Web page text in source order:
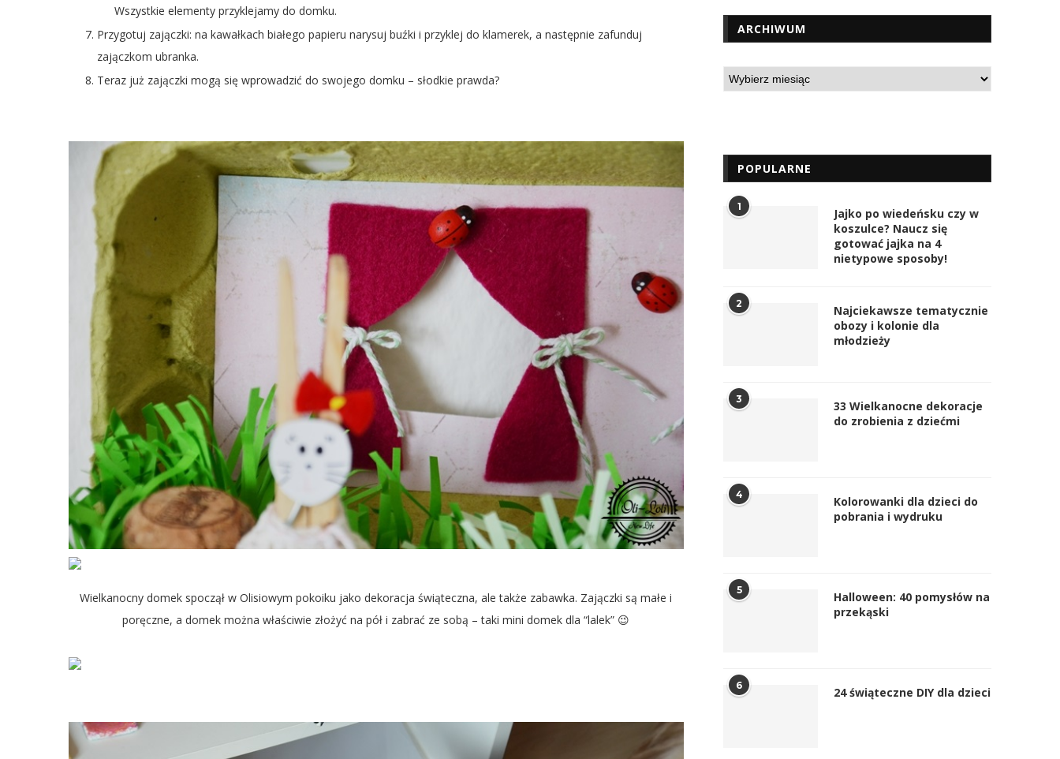
Wszystkie elementy przyklejamy do domku.
Przygotuj zajączki: na kawałkach białego papieru narysuj buźki i przyklej do klamerek, a następnie zafunduj
zajączkom ubranka.
Teraz już zajączki mogą się wprowadzić do swojego domku – słodkie prawda?
Wielkanocny domek spoczął w Olisiowym pokoiku jako dekoracja świąteczna, ale także zabawka. Zajączki są małe i
poręczne, a domek można właściwie złożyć na pół i zabrać ze sobą – taki mini domek dla “lalek” 😉
ARCHIWUM
POPULARNE
1
Jajko po wiedeńsku czy w
koszulce? Naucz się
gotować jajka na 4
nietypowe sposoby!
2
Najciekawsze tematycznie
obozy i kolonie dla
młodzieży
3
33 Wielkanocne dekoracje
do zrobienia z dziećmi
4
Kolorowanki dla dzieci do
pobrania i wydruku
5
Halloween: 40 pomysłów na
przekąski
6 24 świąteczne DIY dla dzieci